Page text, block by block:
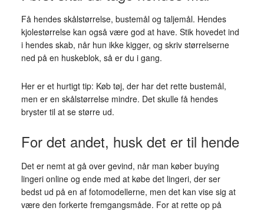
Få hendes skålstørrelse, bustemål og taljemål. Hendes
kjolestørrelse kan også være god at have. Stik hovedet ind
i hendes skab, når hun ikke kigger, og skriv størrelserne
ned på en huskeblok, så er du i gang.
Her er et hurtigt tip: Køb tøj, der har det rette bustemål,
men er en skålstørrelse mindre. Det skulle få hendes
bryster til at se større ud.
For det andet, husk det er til hende
Det er nemt at gå over gevind, når man køber buying
lingeri online og ende med at købe det lingeri, der ser
bedst ud på en af fotomodellerne, men det kan vise sig at
være den forkerte fremgangsmåde. For at rette op på